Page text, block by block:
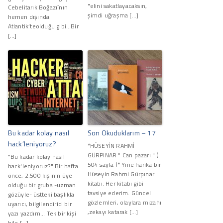
Cebelitarık Boğazı´nın
hemen dışında
Atlantik’teolduğu gibi…Bir
[…]
"elini sakatlayacaksın,
şimdi uğraşma […]
Bu kadar kolay nasıl
hack’leniyoruz?
"Bu kadar kolay nasıl
hack'leniyoruz?" Bir hafta
önce, 2.500 kişinin üye
olduğu bir gruba -uzman
gözüyle- üstteki başlıkla
uyarıcı, bilgilendirici bir
yazı yazdım... Tek bir kişi
Son Okuduklarım – 17
*HÜSEYİN RAHMİ
GÜRPINAR " Can pazarı " (
504 sayfa )* Yine harika bir
Hüseyin Rahmi Gürpınar
kitabı. Her kitabı gibi
tavsiye ederim. Güncel
gözlemleri, olaylara mizahı
,zekayı katarak […]